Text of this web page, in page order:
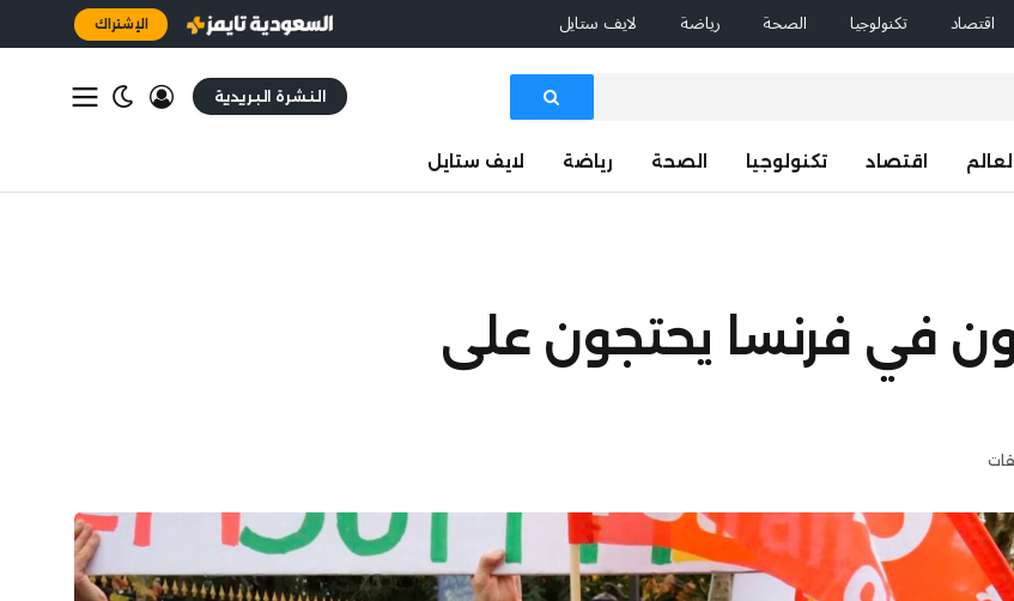
اقتصاد تكنولوجيا الصحة رياضة لايف ستايل الإشتراك
النشرة البريدية
العالم اقتصاد تكنولوجيا الصحة رياضة لايف ستايل
في فرنسا يحتجون على